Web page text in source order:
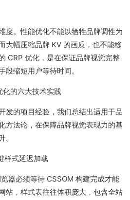
度。性能优化不能以牺牲品牌调性为
大幅压缩品牌 KV 的画质，也不能移
CRP 优化，是在保证品牌视觉完整
段缩短用户等待时间。
化的六大技术实践
发的项目经验，我们总结出适用于品
方法论，在保障品牌视觉表现力的基
。
样式延迟加载
器必须等待 CSSOM 构建完成才能
站，样式表往往体积庞大，包含全站